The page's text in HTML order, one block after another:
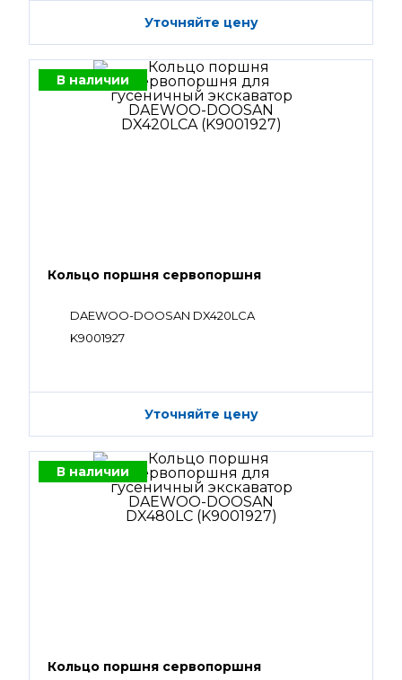
Уточняйте цену
В наличии
Кольцо поршня сервопоршня
DAEWOO-DOOSAN DX420LCA
K9001927
Уточняйте цену
В наличии
Кольцо поршня сервопоршня